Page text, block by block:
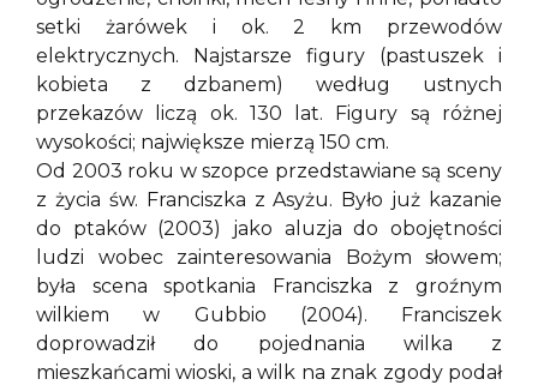
setki żarówek i ok. 2 km przewodów
elektrycznych. Najstarsze figury (pastuszek i
kobieta z dzbanem) według ustnych
przekazów liczą ok. 130 lat. Figury są różnej
wysokości; największe mierzą 150 cm.
Od 2003 roku w szopce przedstawiane są sceny
z życia św. Franciszka z Asyżu. Było już kazanie
do ptaków (2003) jako aluzja do obojętności
ludzi wobec zainteresowania Bożym słowem;
była scena spotkania Franciszka z groźnym
wilkiem w Gubbio (2004). Franciszek
doprowadził do pojednania wilka z
mieszkańcami wioski, a wilk na znak zgody podał